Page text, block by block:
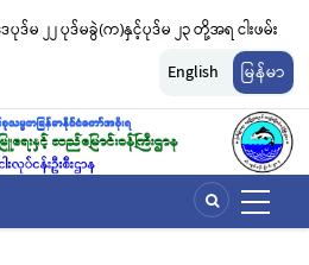
ဒ်မ ၂၂ ပုဒ်မခွဲ(က)နှင့်ပုဒ်မ ၂၃ တို့အရ ငါးဖမ်း
င်ခနှုန်းထားများကို အောက်ပါအတိုင်း
မ
English မြန်မာ